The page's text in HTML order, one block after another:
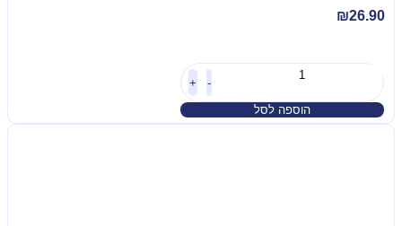
₪26.90
+
הוספה לסל